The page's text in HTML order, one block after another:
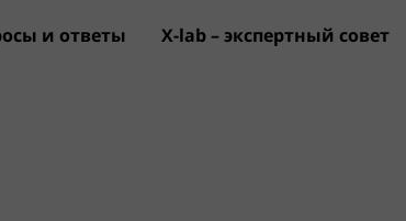
Перейти к основному
и ответы X-lab – экспертный совет